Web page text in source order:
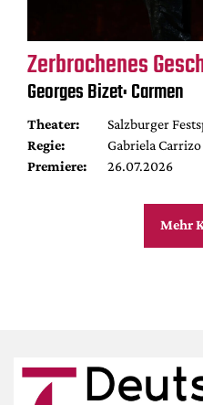
Zerbrochenes
Georges Bizet: Carmen
Theater:
Salzburger
Regie:
Gabriela
Premiere:
26.07.2026
Mehr